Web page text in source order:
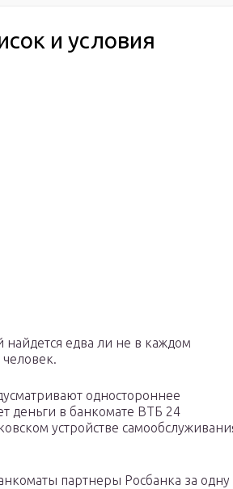
и условия
едва ли не в каждом
одностороннее
деньги в банкомате ВТБ 24
устройстве
партнеры Росбанка за одну